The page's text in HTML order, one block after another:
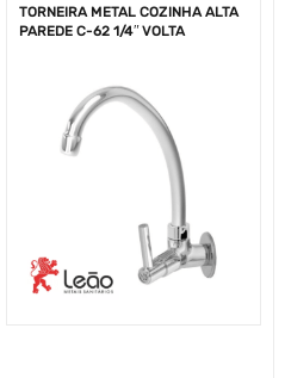
TORNEIRA METAL COZINHA ALTA
PAREDE C-62 1/4″ VOLTA